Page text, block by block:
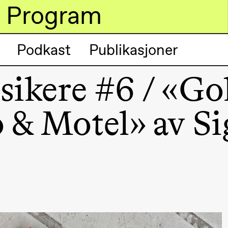
Box teater)
Box teater)
Program
Podkast Publikasjoner
#6 /​
Motel» av